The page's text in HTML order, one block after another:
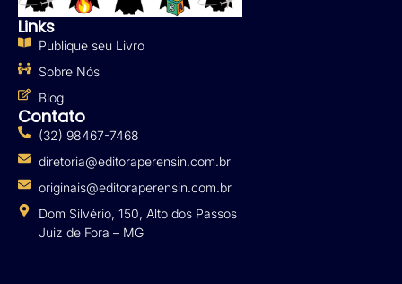
Links
Publique seu Livro
Sobre Nós
Blog
Contato
(32) 98467-7468
diretoria@editoraperensin.com.br
originais@editoraperensin.com.br
Dom Silvério, 150, Alto dos Passos
Juiz de Fora – MG